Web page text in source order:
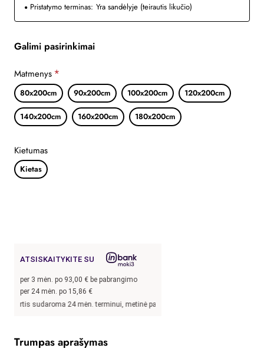
Pristatymo terminas: Yra sandėlyje (teirautis likučio)
Galimi pasirinkimai
Matmenys
80x200cm 90x200cm 100x200cm 120x200cm
140x200cm 160x200cm 180x200cm
Kietumas
Kietas
ATSISKAITYKITE SU
per 3 mėn. po 93,00 € be pabrangimo
per 24 mėn. po 15,86 €
24 mėn. terminui, metinė palūkanų norma –
Trumpas aprašymas